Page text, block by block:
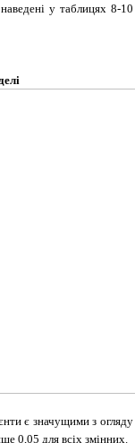
у таблицях 8-10
є значущими з огляду
0,05 для всіх змінних.